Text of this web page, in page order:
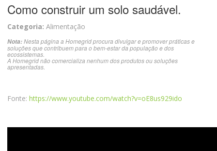
Como construir um solo saudável.
Categoria: Alimentação
Nota:Nesta página a Homegrid procura divulgar e promover práticas e
soluções que contribuem para o bem-estar da população e dos
ecossistemas.
A Homegrid não comercializa nenhum dos produtos ou soluções
apresentadas.
Fonte: https://www.youtube.com/watch?v=oE8us929ido